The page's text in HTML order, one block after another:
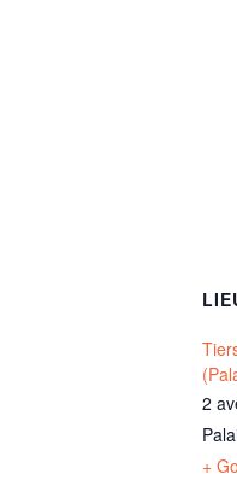
2
+